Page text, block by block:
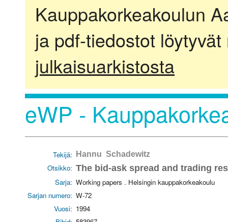
Kauppakorkeakoulun
ja pdf-tiedostot
julkaisuarkistosta
eWP -
Tekijä: Hannu Schadewitz
Otsikko: The bid-ask spread and trading
Sarja: Working papers . Helsingin kauppakorkeakoulu
Sarjan numero: W-72
Vuosi: 1994